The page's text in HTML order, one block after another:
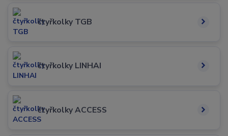
čtyřkolky TGB
čtyřkolky LINHAI
čtyřkolky ACCESS